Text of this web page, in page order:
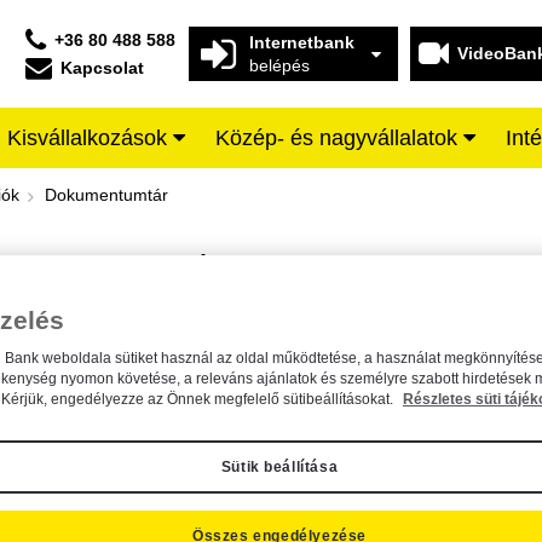
+36 80 488 588
Kapcsolat
Internetbank
belépés
Kisvállalkozások Közép- és nagyvállalatok
BANK
Dokumentumtár
A dokumentum kereséséhez kérjük, írja be a keresőszót a mezőbe.
Bank weboldala sütiket használ az oldal működtetése, a használat
nyomon követése, a releváns ajánlatok és személyre szabott hirdetések
engedélyezze az Önnek megfelelő sütibeállításokat.
Részletes süti
Sütik beállítása
Összes engedélyezése